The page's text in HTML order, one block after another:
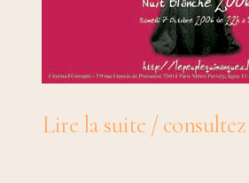
Lire la suite /